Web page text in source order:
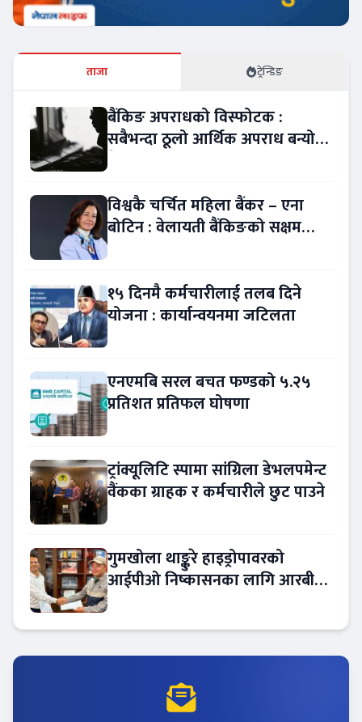
ताजा ट्रेन्डिङ
बैंकिङ अपराधको विस्फोटक :
सबैभन्दा ठूलो आर्थिक अपराध बन्यो
विश्वकै चर्चित महिला बैंकर – एना
बोटिन : वेलायती बैंकिङको सक्षम
१५ दिनमै कर्मचारीलाई तलब दिने
योजना : कार्यान्वयनमा जटिलता
एनएमबि सरल बचत फण्डको ५.२५
प्रतिशत प्रतिफल घोषणा
ट्रांक्यूलिटि स्पामा सांग्रिला डेभलपमेन्ट
वैंकका ग्राहक र कर्मचारीले छुट पाउने
गुमखोला थाङ्कुरे हाइड्रोपावरको
आईपीओ निष्कासनका लागि आरबीबी